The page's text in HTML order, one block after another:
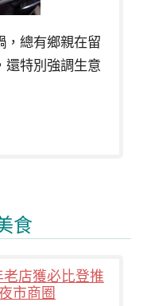
，總有鄉親在留
還特別強調生意
食
老店獲必比登推
市商圈